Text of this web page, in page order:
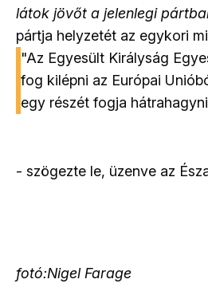
látok jövőt a jelenlegi
pártja helyzetét az egykori
"Az Egyesült Királyság
fog kilépni az Európai
egy részét fogja
- szögezte le, üzenve az
fotó:Nigel Farage